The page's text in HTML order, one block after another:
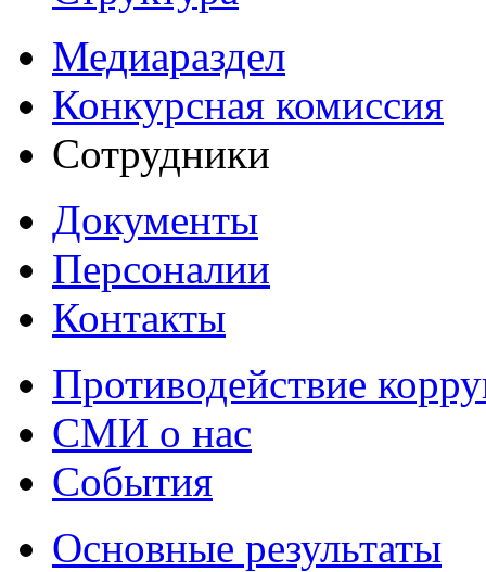
Медиараздел
Конкурсная комиссия
Сотрудники
Документы
Персоналии
Контакты
Противодействие
СМИ о нас
События
Основные результаты